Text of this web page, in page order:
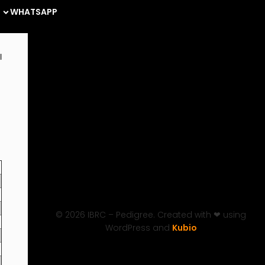
WHATSAPP
© 2026 IBRC – Pedigree. Created with ❤ using
WordPress and Kubio